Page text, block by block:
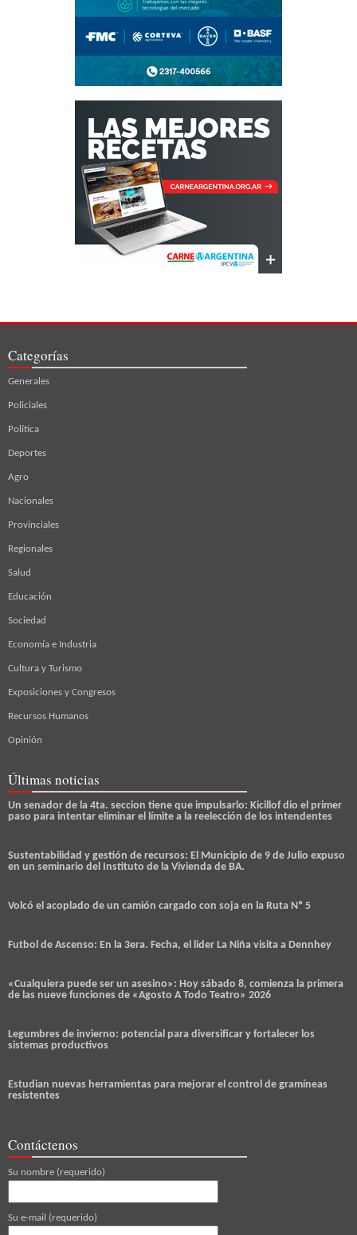
Categorías
Generales
Policiales
Política
Deportes
Agro
Nacionales
Provinciales
Regionales
Salud
Educación
Sociedad
Economía e Industria
Cultura y Turismo
Exposiciones y Congresos
Recursos Humanos
Opinión
Últimas noticias
Un senador de la 4ta. seccion tiene que impulsarlo: Kicillof dio el primer
paso para intentar eliminar el límite a la reelección de los intendentes
Sustentabilidad y gestión de recursos: El Municipio de 9 de Julio expuso
en un seminario del Instituto de la Vivienda de BA.
Volcó el acoplado de un camión cargado con soja en la Ruta Nº 5
Futbol de Ascenso: En la 3era. Fecha, el lider La Niña visita a Dennhey
«Cualquiera puede ser un asesino»: Hoy sábado 8, comienza la primera
de las nueve funciones de «Agosto A Todo Teatro» 2026
Legumbres de invierno: potencial para diversificar y fortalecer los
sistemas productivos
Estudian nuevas herramientas para mejorar el control de gramíneas
resistentes
Contáctenos
Su nombre (requerido)
Su e-mail (requerido)